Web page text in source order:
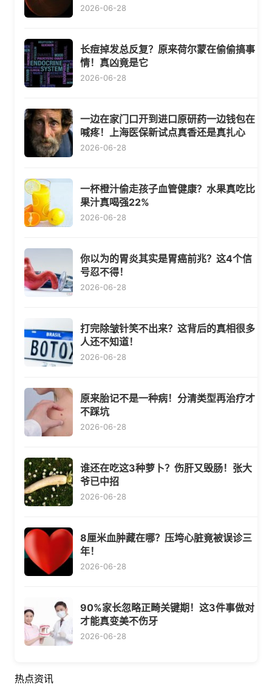
2026-06-28
长痘掉发总反复？原来荷尔蒙在偷偷搞事
情！真凶竟是它
2026-06-28
一边在家门口开到进口原研药一边钱包在
喊疼！上海医保新试点真香还是真扎心
2026-06-28
一杯橙汁偷走孩子血管健康？水果真吃比
果汁真喝强22%
2026-06-28
你以为的胃炎其实是胃癌前兆？这4个信
号忍不得！
2026-06-28
打完除皱针笑不出来？这背后的真相很多
人还不知道！
2026-06-28
原来胎记不是一种病！分清类型再治疗才
不踩坑
2026-06-28
谁还在吃这3种萝卜？伤肝又毁肠！张大
爷已中招
2026-06-28
8厘米血肿藏在哪？压垮心脏竟被误诊三
年！
2026-06-28
90%家长忽略正畸关键期！这3件事做对
才能真变美不伤牙
2026-06-28
热点资讯